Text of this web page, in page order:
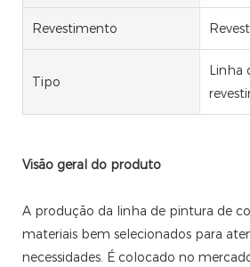
Revestimento
Tipo
Linha
Visão geral do produto
A produção da linha de pintura de
materiais bem selecionados para
necessidades. É colocado no